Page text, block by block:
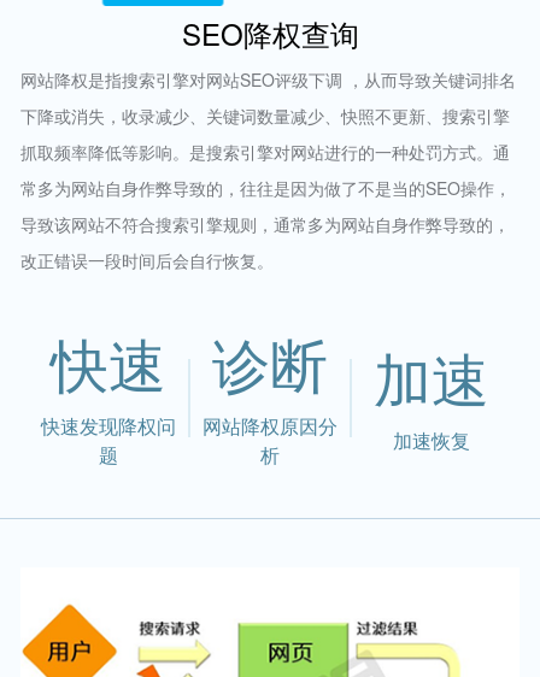
SEO降权查询
网站降权是指搜索引擎对网站SEO评级下调 ，从而导致关键词排名
下降或消失，收录减少、关键词数量减少、快照不更新、搜索引擎
抓取频率降低等影响。是搜索引擎对网站进行的一种处罚方式。通
常多为网站自身作弊导致的，往往是因为做了不是当的SEO操作，
导致该网站不符合搜索引擎规则，通常多为网站自身作弊导致的，
改正错误一段时间后会自行恢复。
快速
快速发现降权问
题
诊断
网站降权原因分
析
加速
加速恢复